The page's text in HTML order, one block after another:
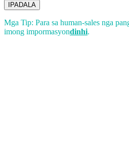
IPADALA
Mga Tip: Para sa human-sales nga
imong impormasyondinhi.